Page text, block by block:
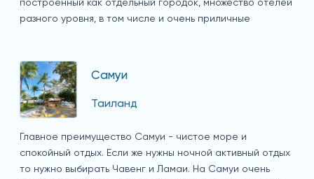
построенный как отдельный городок, множество отелей
разного уровня, в том числе и очень приличные
Самуи
Таиланд
Главное преимущество Самуи - чистое море и
спокойный отдых. Если же нужны ночной активный отдых
то нужно выбирать Чавенг и Ламаи. На Самуи очень